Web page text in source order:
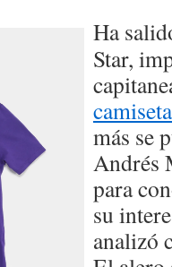
Ha
Star,
más se
Andrés
para
su
analizó